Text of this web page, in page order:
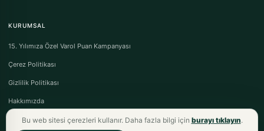
KURUMSAL
15. Yılımıza Özel Varol Puan Kampanyası
Çerez Politikası
Gizlilik Politikası
Hakkımızda
Bu web sitesi çerezleri kullanır. Daha fazla bilgi için burayı tıklayın.